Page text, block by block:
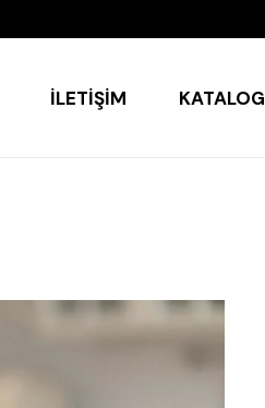
İLETIŞIM KATALOG